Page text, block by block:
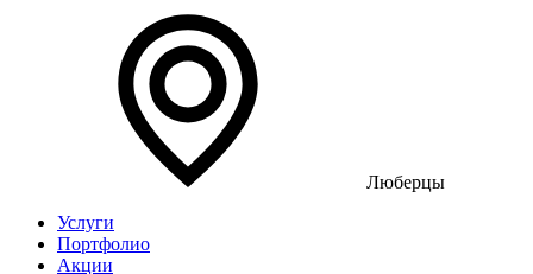
Люберцы
Услуги
Портфолио
Акции